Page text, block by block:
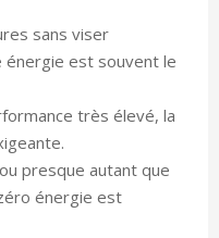
sans viser
énergie est souvent le
très élevé, la
presque autant que
énergie est